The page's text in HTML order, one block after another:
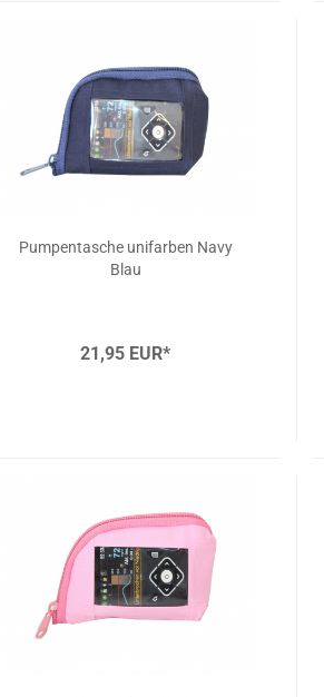
Pumpentasche unifarben Navy
Blau
21,95 EUR*